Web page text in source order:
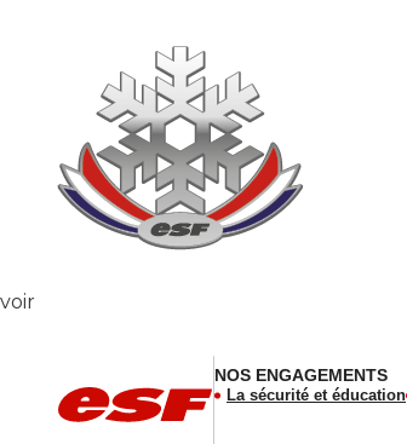
voir
NOS ENGAGEMENTS
La sécurité et éducation